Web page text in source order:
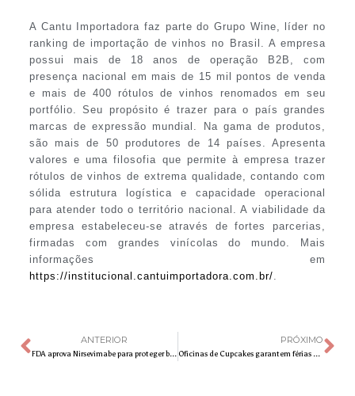
A Cantu Importadora faz parte do Grupo Wine, líder no
ranking de importação de vinhos no Brasil. A empresa
possui mais de 18 anos de operação B2B, com
presença nacional em mais de 15 mil pontos de venda
e mais de 400 rótulos de vinhos renomados em seu
portfólio. Seu propósito é trazer para o país grandes
marcas de expressão mundial. Na gama de produtos,
são mais de 50 produtores de 14 países. Apresenta
valores e uma filosofia que permite à empresa trazer
rótulos de vinhos de extrema qualidade, contando com
sólida estrutura logística e capacidade operacional
para atender todo o território nacional. A viabilidade da
empresa estabeleceu-se através de fortes parcerias,
firmadas com grandes vinícolas do mundo. Mais
informações em
https://institucional.cantuimportadora.com.br/.
ANTERIOR
FDA aprova Nirsevimabe para proteger bebês contra o Vírus Sincicial Respiratório
PRÓXIMO
Oficinas de Cupcakes garantem férias divertidas nas lojas de Buddy Valastro